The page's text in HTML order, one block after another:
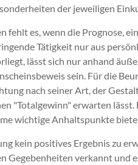
der jeweiligen
fehlt es, wenn die Prognose,
Tätigkeit nur aus
lässt sich nur anhand
sein. Für die
nach seiner Art, der
"Totalgewinn" erwarten
wichtige Anhaltspunkte
kein positives Ergebnis zu
Gegebenheiten verkannt und